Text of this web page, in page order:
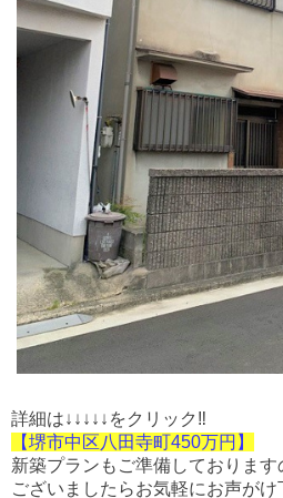
詳細は↓↓↓↓↓をクリック‼
【堺市中区八田寺町450万円】
新築プランもご準備しておりま
ございましたらお気軽にお声がけ